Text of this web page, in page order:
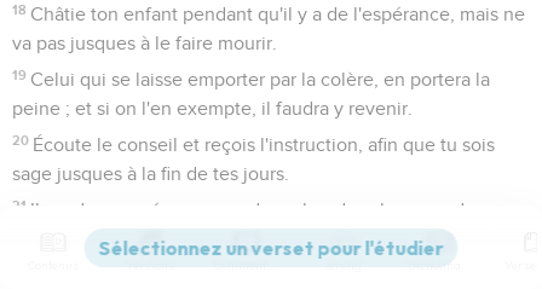
18 Châtie ton enfant pendant qu'il y a de l'espérance, mais ne
va pas jusques à le faire mourir.
19 Celui qui se laisse emporter par la colère, en portera la
peine ; et si on l'en exempte, il faudra y revenir.
20 Écoute le conseil et reçois l'instruction, afin que tu sois
sage jusques à la fin de tes jours.
21 Il y a des pensées en grand nombre dans le coeur de
l'homme ; mais le conseil de l'Éternel est immuable.
Versions Commentaires Strong